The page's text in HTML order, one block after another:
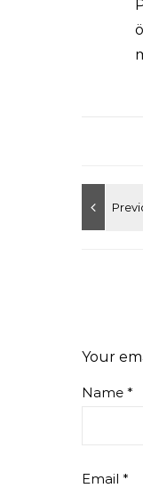
Your
Name *
Email *